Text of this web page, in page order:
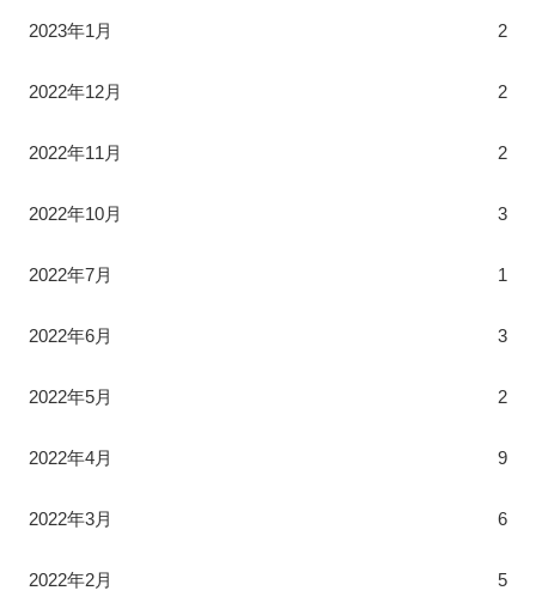
2023年1月 2
2022年12月 2
2022年11月 2
2022年10月 3
2022年7月 1
2022年6月 3
2022年5月 2
2022年4月 9
2022年3月 6
2022年2月 5